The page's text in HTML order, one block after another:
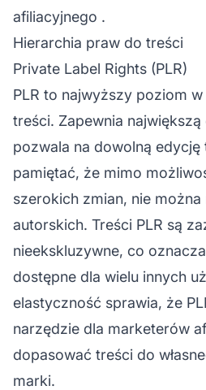
afiliacyjnego .
Hierarchia praw do treści
Private Label Rights (PLR)
PLR to najwyższy poziom
treści. Zapewnia
pozwala na dowolną
pamiętać, że mimo
szerokich zmian, nie
autorskich. Treści PLR są
nieekskluzywne, co
dostępne dla wielu innych
elastyczność sprawia, że
narzędzie dla marketerów
dopasować treści do
marki.